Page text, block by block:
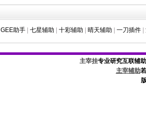
GEE助手 七星辅助 十彩辅助 晴天辅助 一刀插件
主宰挂专业研究互联辅
主宰辅助